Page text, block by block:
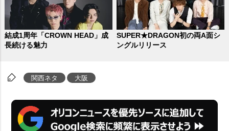
結成1周年「CROWN HEAD」成
長続ける魅力
SUPER★DRAGON初の両A面シ
ングルリリース
関西ネタ 大阪